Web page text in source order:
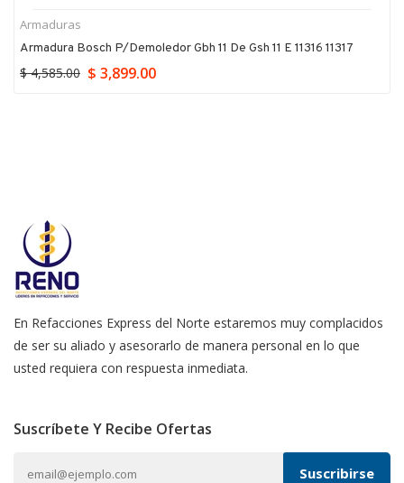
Armaduras
Armadura Bosch P/demoledor Gbh 11 De Gsh 11 E 11316 11317
$ 4,585.00 $ 3,899.00
En Refacciones Express del Norte estaremos muy complacidos
de ser su aliado y asesorarlo de manera personal en lo que
usted requiera con respuesta inmediata.
Suscríbete Y Recibe Ofertas